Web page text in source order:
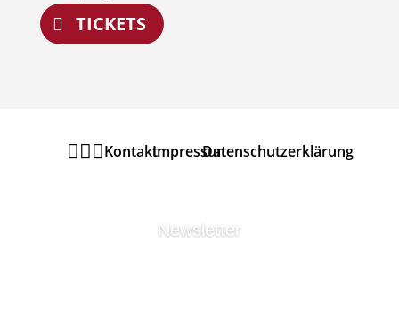
TICKETS
KontaktImpressumDatenschutzerklärung
Newsletter